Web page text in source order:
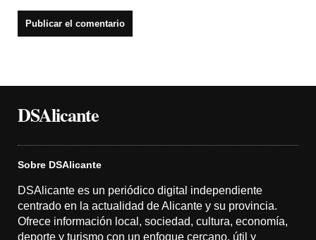
DSAlicante
Sobre DSAlicante
DSAlicante es un periódico digital independiente
centrado en la actualidad de Alicante y su provincia.
Ofrece información local, sociedad, cultura, economía,
deporte y turismo con un enfoque cercano, útil y